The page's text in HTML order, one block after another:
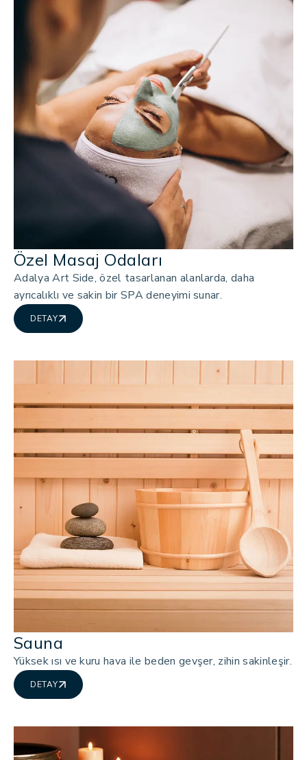
Özel Masaj Odaları
Adalya Art Side, özel tasarlanan alanlarda, daha
ayrıcalıklı ve sakin bir SPA deneyimi sunar.
DETAY
Sauna
Yüksek ısı ve kuru hava ile beden gevşer, zihin sakinleşir.
DETAY